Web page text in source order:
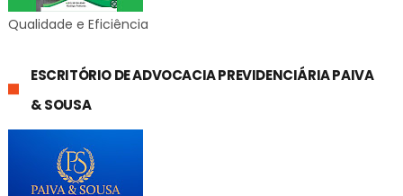
Qualidade e Eficiência
ESCRITÓRIO DE ADVOCACIA PREVIDENCIÁRIA PAIVA
& SOUSA